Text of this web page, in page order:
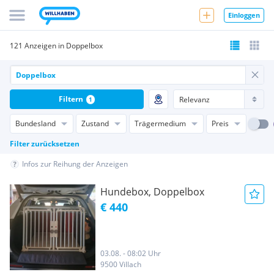
Einloggen
121 Anzeigen in Doppelbox
Bundesland Zustand Trägermedium
Preis
Filter zurücksetzen
Filtern 1
Infos zur Reihung der Anzeigen
Hundebox, Doppelbox
€ 440
03.08. - 08:02 Uhr
9500 Villach